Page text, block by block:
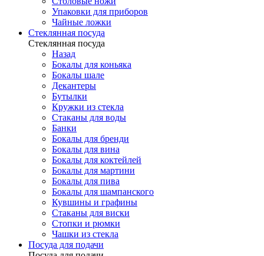
Упаковки для приборов
Чайные ложки
Стеклянная посуда
Стеклянная посуда
Назад
Бокалы для коньяка
Бокалы шале
Декантеры
Бутылки
Кружки из стекла
Стаканы для воды
Банки
Бокалы для бренди
Бокалы для вина
Бокалы для коктейлей
Бокалы для мартини
Бокалы для пива
Бокалы для шампанского
Кувшины и графины
Стаканы для виски
Стопки и рюмки
Чашки из стекла
Посуда для подачи